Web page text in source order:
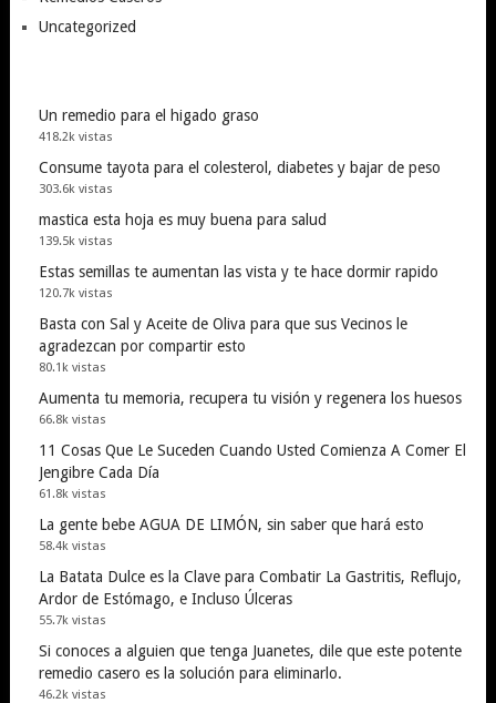
Uncategorized
Un remedio para el higado graso
418.2k vistas
Consume tayota para el colesterol, diabetes y bajar de peso
303.6k vistas
mastica esta hoja es muy buena para salud
139.5k vistas
Estas semillas te aumentan las vista y te hace dormir rapido
120.7k vistas
Basta con Sal y Aceite de Oliva para que sus Vecinos le
agradezcan por compartir esto
80.1k vistas
Aumenta tu memoria, recupera tu visión y regenera los huesos
66.8k vistas
11 Cosas Que Le Suceden Cuando Usted Comienza A Comer El
Jengibre Cada Día
61.8k vistas
La gente bebe AGUA DE LIMÓN, sin saber que hará esto
58.4k vistas
La Batata Dulce es la Clave para Combatir La Gastritis, Reflujo,
Ardor de Estómago, e Incluso Úlceras
55.7k vistas
Si conoces a alguien que tenga Juanetes, dile que este potente
remedio casero es la solución para eliminarlo.
46.2k vistas